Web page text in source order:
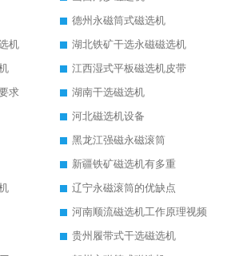
德州永磁筒式磁选机
机
湖北铁矿干选永磁磁选机
江西湿式平板磁选机皮带
求
湖南干选磁选机
河北磁选机设备
黑龙江强磁永磁滚筒
新疆铁矿磁选机有多重
辽宁永磁滚筒的优缺点
河南顺流磁选机工作原理视频
贵州履带式干选磁选机